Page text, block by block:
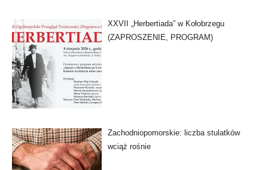
XXVII „Herbertiada” w Kołobrzegu
(ZAPROSZENIE, PROGRAM)
Zachodniopomorskie: liczba stulatków
wciąż rośnie